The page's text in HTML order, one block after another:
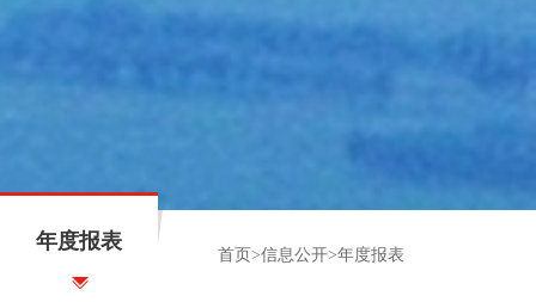
年度报表
首页 >信息公开>年度报表